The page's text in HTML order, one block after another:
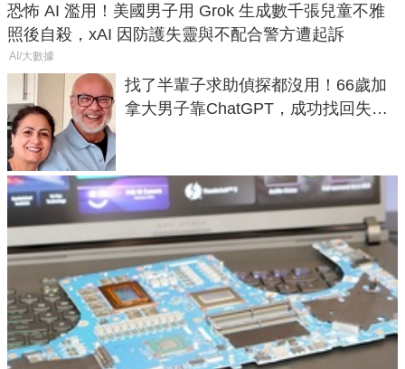
恐怖 AI 濫用！美國男子用 Grok 生成數千張兒童不雅
照後自殺，xAI 因防護失靈與不配合警方遭起訴
AI/大數據
找了半輩子求助偵探都沒用！66歲加
拿大男子靠ChatGPT，成功找回失散